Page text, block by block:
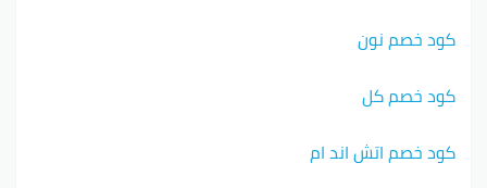
كود خصم نون
كود خصم كل
كود خصم اتش اند ام